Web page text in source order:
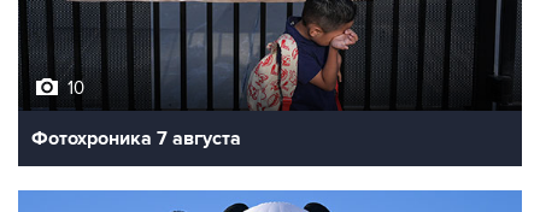
10
Фотохроника 7 августа